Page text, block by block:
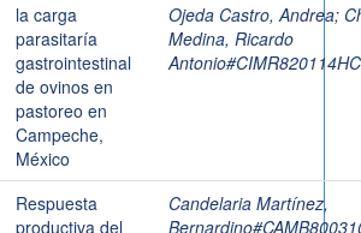
la carga
parasitaría
gastrointestinal
de ovinos en
pastoreo en
Campeche,
México
Ojeda Castro, Andrea;
Medina, Ricardo
Respuesta
productiva del
Candelaria Martínez,